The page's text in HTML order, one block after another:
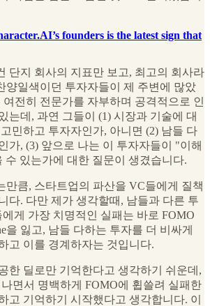
founders is the latest sign that
단지 회사의 지표만 보고, 최고의 회사라
양일색이던 투자자들이 제 주변에 많았
전히 전문가를 자부하며 공격적으로 인
는데, 과연 그들이 (1) 시장과 기술에 대
민하고 투자자인가, 아니면 (2) 남들 다
가, (3) 앞으로 나는 이 투자자들이 "이해
수 있는가에 대한 질문이 생겼습니다.
만큼, 스타트업의 파산을 VC들에게 질책
다. 다만 제가 생각할때, 남들과 다른 투
게 가장 치명적인 실패는 바로 FOMO
을 잃고, 남들 다하는 투자를 더 비싸게
고 이를 경계하자는 것입니다.
한 딜로만 기억한다고 생각하기 쉬운데,
나면서 명백하게 FOMO에 휩쓸려 실패한
고 기억하기 시작했다고 생각합니다. 이